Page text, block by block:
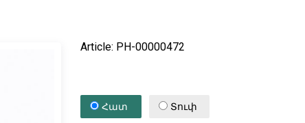
Article: PH-00000472
Հատ Տուփ